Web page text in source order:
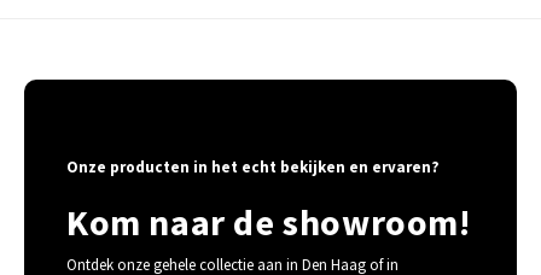
Onze producten in het echt bekijken en ervaren?
Kom naar de showroom!
Ontdek onze gehele collectie aan in Den Haag of in